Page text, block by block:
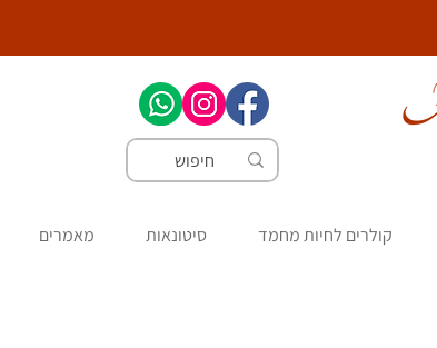
קולרים לחיות מחמד סיטונאות מאמרים